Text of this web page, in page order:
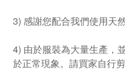
3) 感謝您配合我們使用天
4) 由於服裝為大量生產，
於正常現象。請買家自行剪